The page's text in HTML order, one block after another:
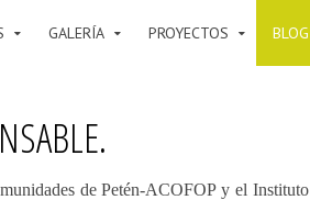
GALERÍA PROYECTOS BLOG
de Petén-ACOFOP y el Instituto